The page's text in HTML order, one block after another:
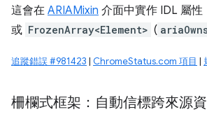
這會在 ARIAMixin 介面中實作 IDL 屬性
或 FrozenArray<Element> (
追蹤錯誤 #981423 | ChromeStatus.com 項目 |
柵欄式框架：自動信標跨來源